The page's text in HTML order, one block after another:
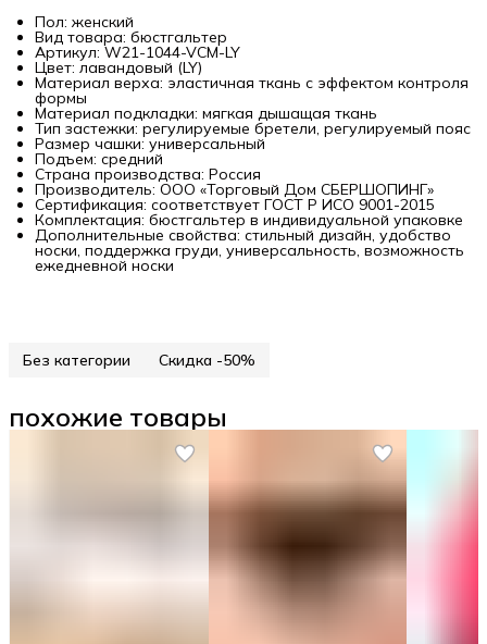
Пол: женский
Вид товара: бюстгальтер
Артикул: W21-1044-VCM-LY
Цвет: лавандовый (LY)
Материал верха: эластичная ткань с эффектом контроля
формы
Материал подкладки: мягкая дышащая ткань
Тип застежки: регулируемые бретели, регулируемый пояс
Размер чашки: универсальный
Подъем: средний
Страна производства: Россия
Производитель: ООО «Торговый Дом СБЕРШОПИНГ»
Сертификация: соответствует ГОСТ Р ИСО 9001-2015
Комплектация: бюстгальтер в индивидуальной упаковке
Дополнительные свойства: стильный дизайн, удобство
носки, поддержка груди, универсальность, возможность
ежедневной носки
Без категории Скидка -50%
похожие товары